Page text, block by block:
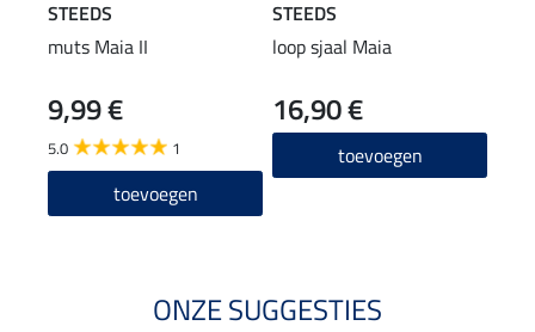
STEEDS
muts Maia II
9,99 €
5.0 1
toevoegen
STEEDS
loop sjaal Maia
16,90 €
toevoegen
ONZE SUGGESTIES